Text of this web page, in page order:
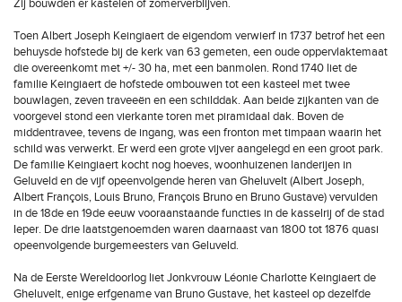
Zij bouwden er kastelen of zomerverblijven.
Toen Albert Joseph Keingiaert de eigendom verwierf in 1737 betrof het een
behuysde hofstede bij de kerk van 63 gemeten, een oude oppervlaktemaat
die overeenkomt met +/- 30 ha, met een banmolen. Rond 1740 liet de
familie Keingiaert de hofstede ombouwen tot een kasteel met twee
bouwlagen, zeven traveeën en een schilddak. Aan beide zijkanten van de
voorgevel stond een vierkante toren met piramidaal dak. Boven de
middentravee, tevens de ingang, was een fronton met timpaan waarin het
schild was verwerkt. Er werd een grote vijver aangelegd en een groot park.
De familie Keingiaert kocht nog hoeves, woonhuizenen landerijen in
Geluveld en de vijf opeenvolgende heren van Gheluvelt (Albert Joseph,
Albert François, Louis Bruno, François Bruno en Bruno Gustave) vervulden
in de 18de en 19de eeuw vooraanstaande functies in de kasselrij of de stad
Ieper. De drie laatstgenoemden waren daarnaast van 1800 tot 1876 quasi
opeenvolgende burgemeesters van Geluveld.
Na de Eerste Wereldoorlog liet Jonkvrouw Léonie Charlotte Keingiaert de
Gheluvelt, enige erfgename van Bruno Gustave, het kasteel op dezelfde